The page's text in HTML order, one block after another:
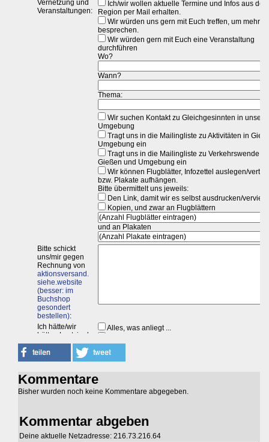
Kommentare
Bisher wurden noch keine Kommentare abgegeben.
Kommentar abgeben
Deine aktuelle Netzadresse: 216.73.216.64